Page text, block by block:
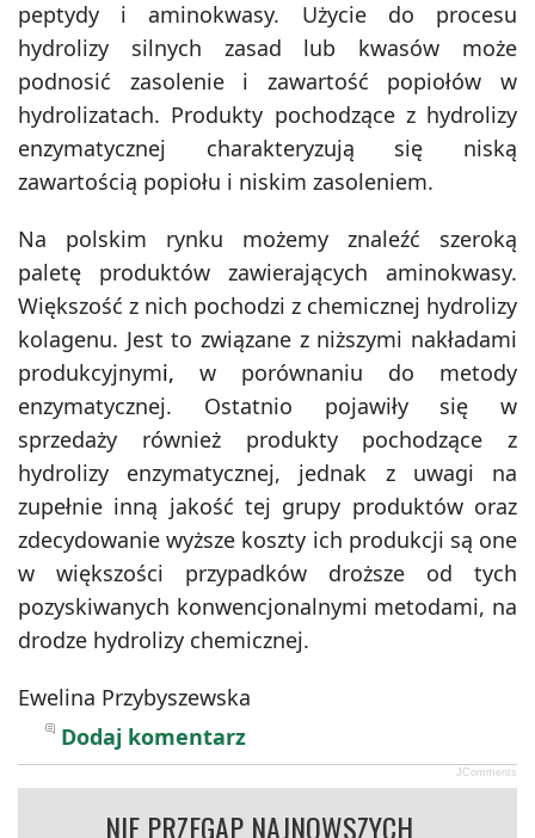
peptydy i aminokwasy. Użycie do procesu
hydrolizy silnych zasad lub kwasów może
podnosić zasolenie i zawartość popiołów w
hydrolizatach. Produkty pochodzące z hydrolizy
enzymatycznej charakteryzują się niską
zawartością popiołu i niskim zasoleniem.
Na polskim rynku możemy znaleźć szeroką
paletę produktów zawierających aminokwasy.
Większość z nich pochodzi z chemicznej hydrolizy
kolagenu. Jest to związane z niższymi nakładami
produkcyjnymi, w porównaniu do metody
enzymatycznej. Ostatnio pojawiły się w
sprzedaży również produkty pochodzące z
hydrolizy enzymatycznej, jednak z uwagi na
zupełnie inną jakość tej grupy produktów oraz
zdecydowanie wyższe koszty ich produkcji są one
w większości przypadków droższe od tych
pozyskiwanych konwencjonalnymi metodami, na
drodze hydrolizy chemicznej.
Ewelina Przybyszewska
Dodaj komentarz
JComments
NIE PRZEGAP NAJNOWSZYCH